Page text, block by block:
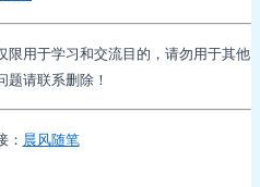
限用于学习和交流目的，请勿用于其他
题请联系删除！
： 晨风随笔